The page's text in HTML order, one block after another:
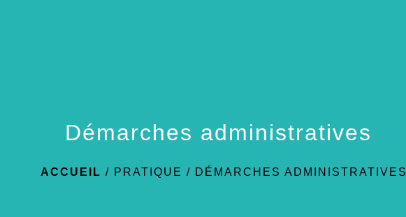
Démarches administratives
ACCUEIL / PRATIQUE / DÉMARCHES ADMINISTRATIVES